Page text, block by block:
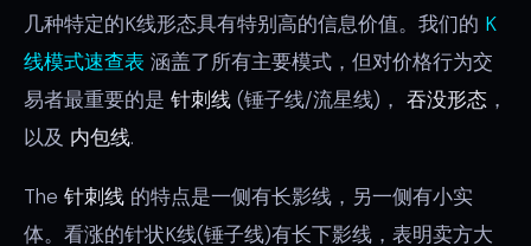
几种特定的K线形态具有特别高的信息价值。我们的 K
线模式速查表 涵盖了所有主要模式，但对价格行为交
易者最重要的是 针刺线 (锤子线/流星线)， 吞没形态 ，
以及 内包线.
The 针刺线 的特点是一侧有长影线，另一侧有小实
体。看涨的针状K线(锤子线)有长下影线，表明卖方大